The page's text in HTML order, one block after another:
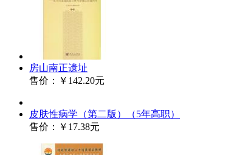
房山南正遗址
售价：
￥142.20元
皮肤性病学（第二版）（5年高职）
售价：
￥17.38元